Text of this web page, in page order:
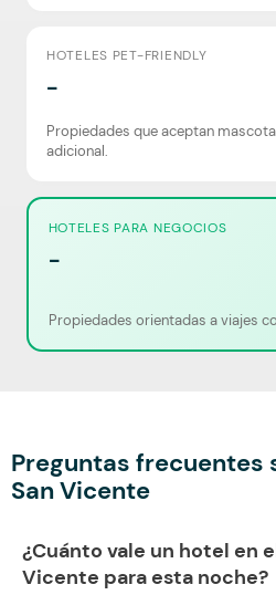
HOTELES PET-FRIENDLY
-
Propiedades que aceptan
adicional.
HOTELES PARA NEGOCIOS
-
Propiedades orientadas a viajes
Preguntas frecuentes
San Vicente
¿Cuánto vale un hotel en
Vicente para esta noche?